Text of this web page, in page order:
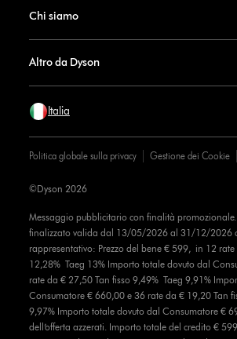
Chi siamo
Altro da Dyson
Italia
Politica globale sulla privacy Gestione dei Cookie
Messaggio pubblicitario con finalità
finalizzato valida dal 13/05/2026 al 31/12/2026
rappresentativo: Prezzo del bene € 599, in 12 rate
12,28% Taeg 13% Importo totale dovuto dal
rate da € 27,50 Tan fisso 9,49% Taeg 9,91%
Consumatore € 660,00 e 36 rate da € 19,20 Tan
9,97% Importo totale dovuto dal Consumatore €
dell’offerta azzerati. Importo totale del credito €
©Dyson 2026